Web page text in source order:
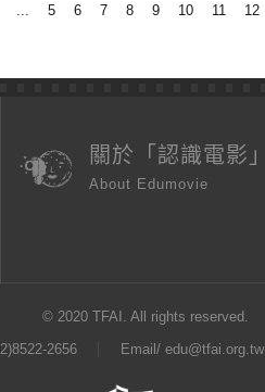
5 6 7 8 9 10 11 12
關於「認識電影」
About Edumovie
© 2020 TFAI. All rights reserved.
2656 Email/ edu@tfai.org.tw